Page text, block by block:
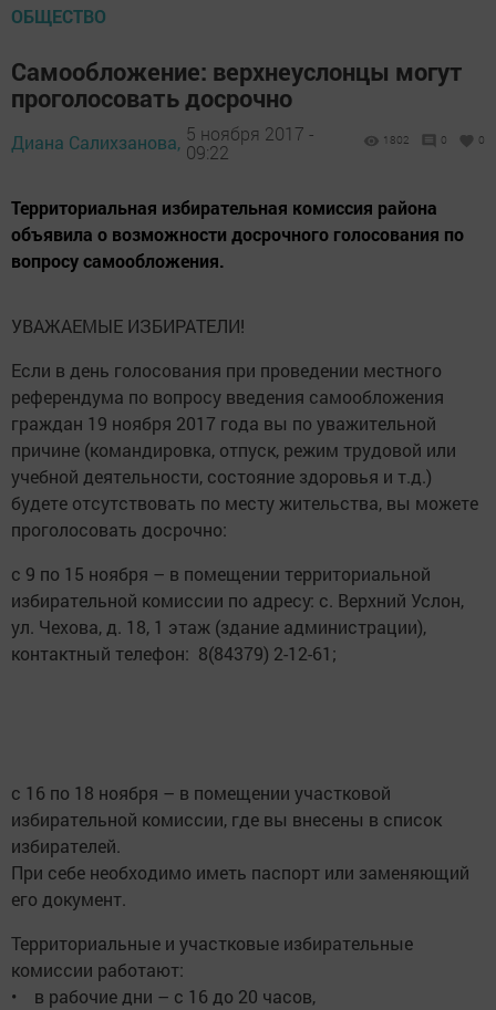
ОБЩЕСТВО
Самообложение: верхнеуслонцы могут
проголосовать досрочно
Диана Салихзанова, 5 ноября 2017 -
09:22
1802 0 0
Территориальная избирательная комиссия района
объявила о возможности досрочного голосования по
вопросу самообложения.
УВАЖАЕМЫЕ ИЗБИРАТЕЛИ!
Если в день голосования при проведении местного
референдума по вопросу введения самообложения
граждан 19 ноября 2017 года вы по уважительной
причине (командировка, отпуск, режим трудовой или
учебной деятельности, состояние здоровья и т.д.)
будете отсутствовать по месту жительства, вы можете
проголосовать досрочно:
с 9 по 15 ноября – в помещении территориальной
избирательной комиссии по адресу: с. Верхний Услон,
ул. Чехова, д. 18, 1 этаж (здание администрации),
контактный телефон: 8(84379) 2-12-61;
с 16 по 18 ноября – в помещении участковой
избирательной комиссии, где вы внесены в список
избирателей.
При себе необходимо иметь паспорт или заменяющий
его документ.
Территориальные и участковые избирательные
комиссии работают:
• в рабочие дни – с 16 до 20 часов,